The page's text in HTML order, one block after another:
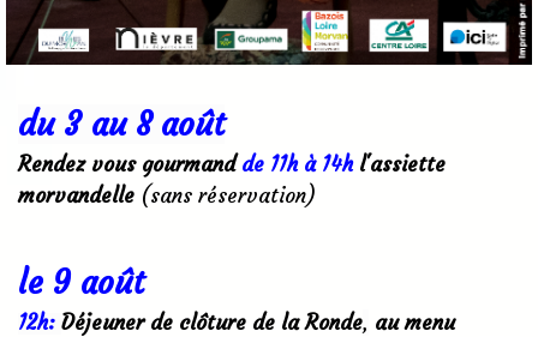
du 3 au 8 août
Rendez vous gourmandde 11h à 14h l'assiette
morvandelle (sans réservation)
le 9 août
12h: Déjeuner de clôture de la Ronde, au menu